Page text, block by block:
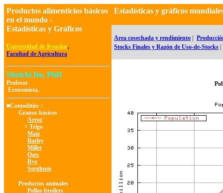
Productos alimenticios básicos
en el mundo -
Estadísticas y Gráficos
Universidad de Kyushu,
Facultad de Agricultura
Shoichi Ito, PhD
Profesor
Economista.
■Comodities：
Granos básicos
Arroz
> Trigo
Maíz
Barley
Millet
Oats
Rye
Sorghum
Productos animales
Pollos broilers
Estadísticas y gráficos
Area cosechada y rendimiento
Stocks Finales y Razón de Uso-de-Stocks